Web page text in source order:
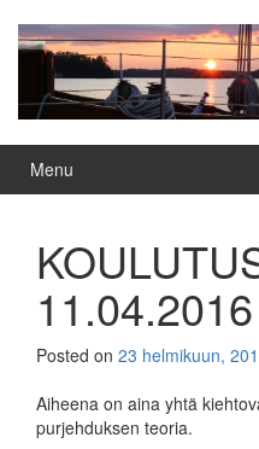
content
Menu
11.04.2016
Posted on 23 helmikuun,
Aiheena on aina yhtä
purjehduksen teoria.